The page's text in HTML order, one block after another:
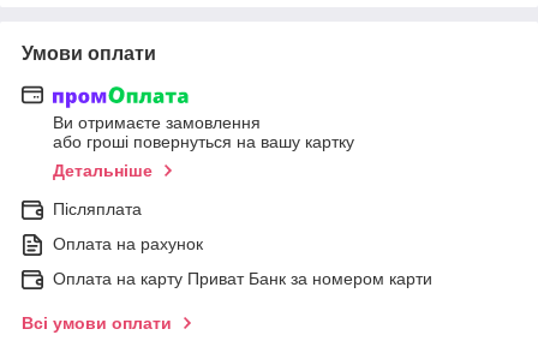
Умови оплати
Ви отримаєте замовлення
або гроші повернуться на вашу картку
Детальніше
Післяплата
Оплата на рахунок
Оплата на карту Приват Банк за номером карти
Всі умови оплати